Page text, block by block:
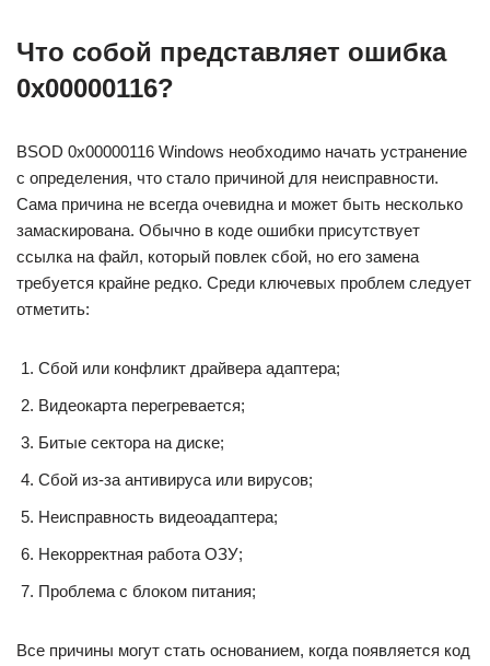
Что собой представляет ошибка
0x00000116?
BSOD 0x00000116 Windows необходимо начать устранение
с определения, что стало причиной для неисправности.
Сама причина не всегда очевидна и может быть несколько
замаскирована. Обычно в коде ошибки присутствует
ссылка на файл, который повлек сбой, но его замена
требуется крайне редко. Среди ключевых проблем следует
отметить:
Сбой или конфликт драйвера адаптера;
Видеокарта перегревается;
Битые сектора на диске;
Сбой из-за антивируса или вирусов;
Неисправность видеоадаптера;
Некорректная работа ОЗУ;
Проблема с блоком питания;
Все причины могут стать основанием, когда появляется код